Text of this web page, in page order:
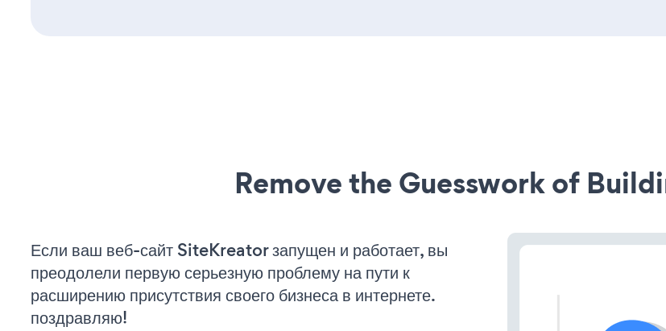
Remove the Guesswork of
Если ваш веб-сайт SiteKreator запущен и работает, вы
преодолели первую серьезную проблему на пути к
расширению присутствия своего бизнеса в интернете.
поздравляю!